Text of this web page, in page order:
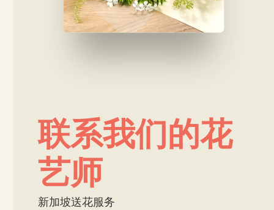
联系我们的花
艺师
新加坡送花服务